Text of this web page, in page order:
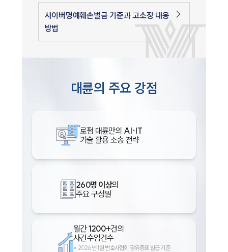
사이버명예훼손벌금 기준과 고소장 대응
방법
대륜의 주요 강점
로펌 대륜만의 AI·IT
기술 활용 소송 전략
260명 이상의
주요 구성원
월간1200+건의
사건수임건수
* 2026년 1월 변호사협회 경유증표 발급 기준